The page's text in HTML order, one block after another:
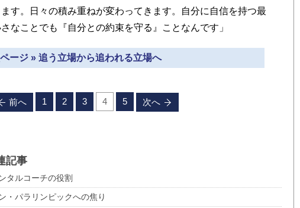
す。日々の積み重ねが変わってきます。自分に自信を持つ最
なことでも『自分との約束を守る』ことなんです」
ージ » 追う立場から追われる立場へ
前へ 1 2 3 4 5 次へ
記事
タルコーチの役割
・パラリンピックへの焦り